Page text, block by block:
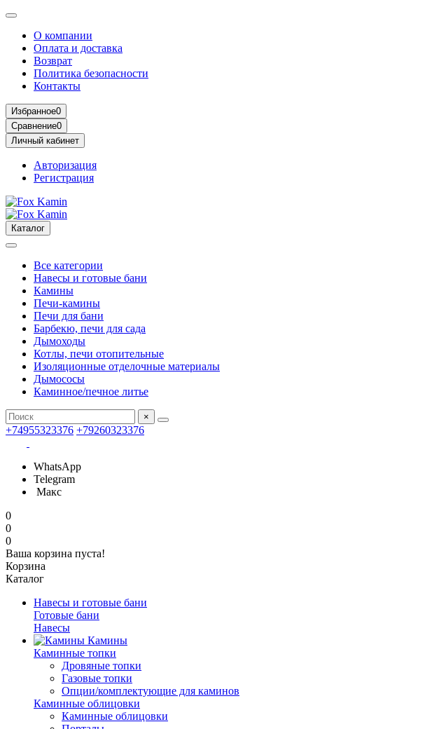
О компании
Оплата и доставка
Возврат
Политика безопасности
Контакты
Избранное0
Сравнение0
Личный кабинет
Авторизация
Регистрация
Каталог
Все категории
Навесы и готовые бани
Камины
Печи-камины
Печи для бани
Барбекю, печи для сада
Дымоходы
Котлы, печи отопительные
Изоляционные отделочные материалы
Дымососы
Каминное/печное литье
×
+74955323376 +79260323376
WhatsApp
Telegram
Макс
0
0
0
Ваша корзина пуста!
Корзина
Каталог
Навесы и готовые бани
Готовые бани
Навесы
Камины
Каминные топки
Дровяные топки
Газовые топки
Опции/комплектующие для каминов
Каминные облицовки
Каминные облицовки